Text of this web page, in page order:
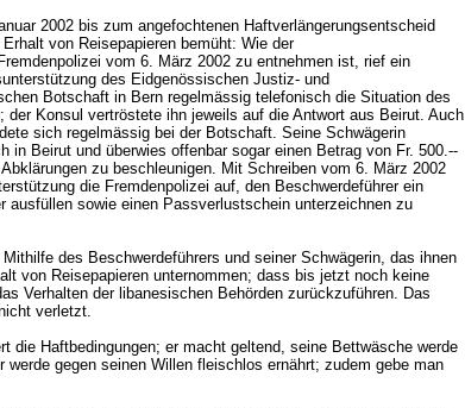
2002 bis zum angefochtenen Haftverlängerungsentscheid
von Reisepapieren bemüht: Wie der
vom 6. März 2002 zu entnehmen ist, rief ein
des Eidgenössischen Justiz- und
Botschaft in Bern regelmässig telefonisch die Situation des
der Konsul vertröstete ihn jeweils auf die Antwort aus Beirut. Auch
sich regelmässig bei der Botschaft. Seine Schwägerin
in Beirut und überwies offenbar sogar einen Betrag von Fr. 500.--
zu beschleunigen. Mit Schreiben vom 6. März 2002
die Fremdenpolizei auf, den Beschwerdeführer ein
ausfüllen sowie einen Passverlustschein unterzeichnen zu
des Beschwerdeführers und seiner Schwägerin, das ihnen
von Reisepapieren unternommen; dass bis jetzt noch keine
Verhalten der libanesischen Behörden zurückzuführen. Das
verletzt.
die Haftbedingungen; er macht geltend, seine Bettwäsche werde
werde gegen seinen Willen fleischlos ernährt; zudem gebe man